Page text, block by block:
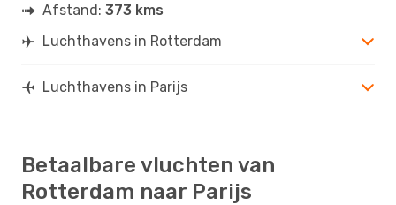
Afstand: 373 kms
Luchthavens in Rotterdam
Luchthavens in Parijs
Betaalbare vluchten van
Rotterdam naar Parijs